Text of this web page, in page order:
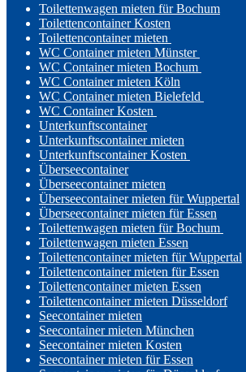
Toilettenwagen mieten für Bochum
Toilettencontainer Kosten
Toilettencontainer mieten
WC Container mieten Münster
WC Container mieten Bochum
WC Container mieten Köln
WC Container mieten Bielefeld
WC Container Kosten
Unterkunftscontainer
Unterkunftscontainer mieten
Unterkunftscontainer Kosten
Überseecontainer
Überseecontainer mieten
Überseecontainer mieten für Wuppertal
Überseecontainer mieten für Essen
Toilettenwagen mieten für Bochum
Toilettenwagen mieten Essen
Toilettencontainer mieten für Wuppertal
Toilettencontainer mieten für Essen
Toilettencontainer mieten Essen
Toilettencontainer mieten Düsseldorf
Seecontainer mieten
Seecontainer mieten München
Seecontainer mieten Kosten
Seecontainer mieten für Essen